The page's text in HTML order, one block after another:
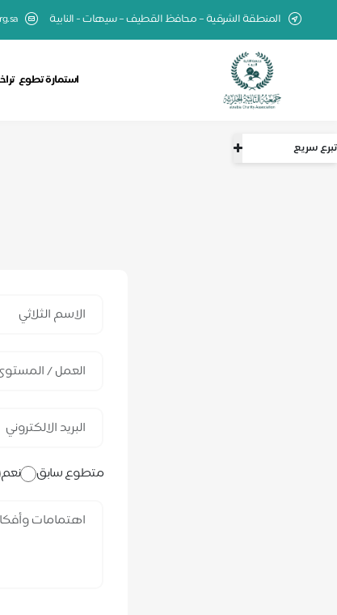
تبرع سريع
المنطقة الشرقية – محافظ القطيف – سيهات - النابية
استمارة تطوع
متطوع سابق نعم